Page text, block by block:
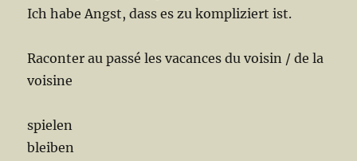
Ich habe Angst, dass es zu kompliziert ist.
Raconter au passé les vacances du voisin / de la
voisine
spielen
bleiben